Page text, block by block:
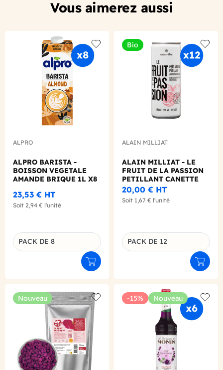
Vous aimerez aussi
Add to wishlist
ALPRO
ALPRO BARISTA -
BOISSON VEGETALE
AMANDE BRIQUE 1L X8
23,53 € HT
Soit 2,94 € l'unité
Déclinaison du produit
PACK DE 8
Ajouter au panier
Bio
Add
ALAIN MILLIAT
ALAIN MILLIAT - LE
FRUIT DE LA PASSION
PETILLANT CANETTE
250ML X12 BIO
20,00 € HT
Soit 1,67 € l'unité
Déclinaison du produit
PACK DE 12
Nouveau
Add to wishlist
-15% Nouveau
Add